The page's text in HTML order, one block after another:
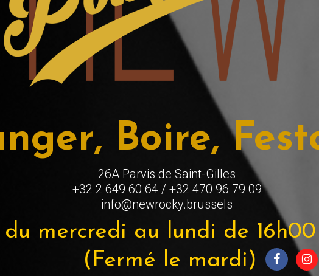
26A Parvis de Saint-Gilles
+32 2 649 60 64 / +32 470 96 79 09
info@newrocky.brussels
Boire,
mercredi au lundi de
(Fermé le mardi)